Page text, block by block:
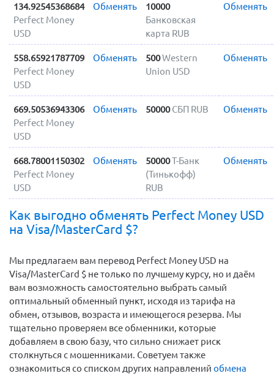
134.92545368684
Perfect Money
USD
Обменять
10000
Банковская
карта RUB
Обменять
558.65921787709
Perfect Money
USD
Обменять 500Western
Union USD
Обменять
669.50536943306
Perfect Money
USD
Обменять 50000 СБП RUB Обменять
668.78001150302
Perfect Money
USD
Обменять 50000Т-Банк
(Тинькофф)
RUB
Обменять
Как выгодно обменять Perfect Money USD
на Visa/MasterCard $?
Мы предлагаем вам перевод Perfect Money USD на
Visa/MasterCard $ не только по лучшему курсу, но и даём
вам возможность самостоятельно выбрать самый
оптимальный обменный пункт, исходя из тарифа на
обмен, отзывов, возраста и имеющегося резерва. Мы
тщательно проверяем все обменники, которые
добавляем в свою базу, что сильно снижает риск
столкнуться с мошенниками. Советуем также
ознакомиться со списком других направлений обмена